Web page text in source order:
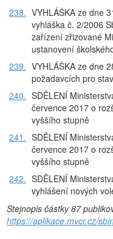
238. VYHLÁŠKA ze dne
vyhláška č. 2/2006
zařízení zřizované
ustanovení
239. VYHLÁŠKA ze dne
požadavcích pro
240. SDĚLENÍ
července 2017 o
vyššího stupně
241. SDĚLENÍ
července 2017 o
vyššího stupně
242. SDĚLENÍ
vyhlášení nových
Stejnopis částky 87
https://aplikace.mvcr.cz/